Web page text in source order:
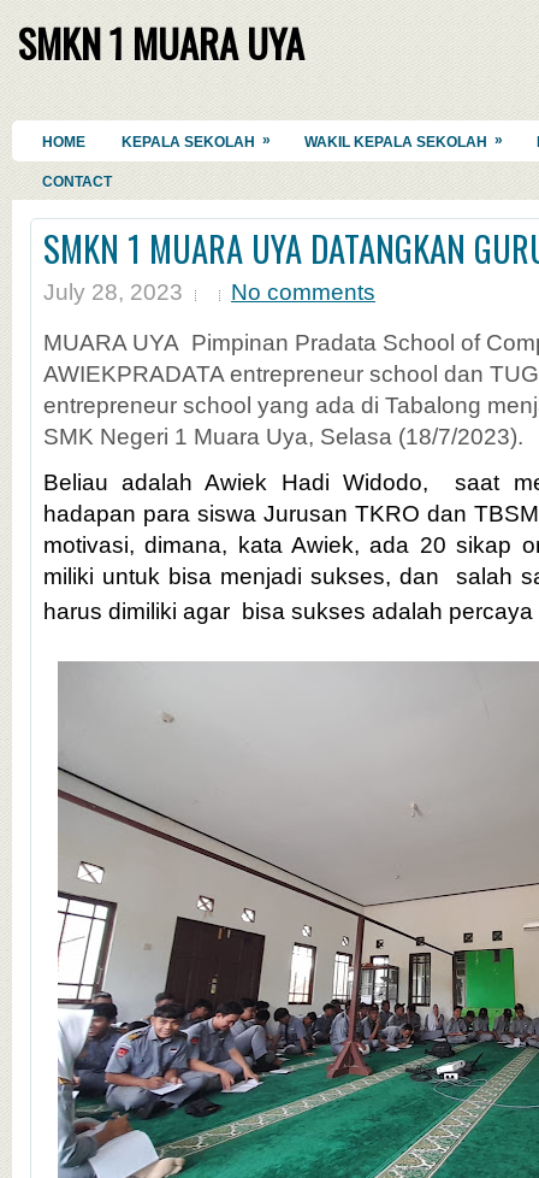
SMKN 1 MUARA UYA
HOME KEPALA SEKOLAH » WAKIL KEPALA SEKOLAH »
CONTACT
SMKN 1 MUARA UYA DATANGKAN
July 28, 2023
No comments
MUARA UYA Pimpinan Pradata School of
AWIEKPRADATA entrepreneur school dan
entrepreneur school yang ada di Tabalong
SMK Negeri 1 Muara Uya, Selasa (18/7/2023).
Beliau adalahAwiek Hadi Widodo,
saat
hadapan para siswa Jurusan TKRO dan
motivasi, dimana, kata Awiek, ada 20 sikap
miliki untuk bisa menjadi sukses, dan
salah
harus dimiliki agar
bisa sukses adalah